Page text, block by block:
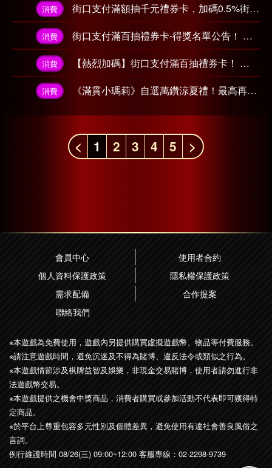
消費 街口支付滿額抽千元禮券卡，加碼0.5%街口幣，回饋無上限！
消費 街口支付滿百抽禮券卡-得獎名單公告！
消費 【熱烈加碼】街口支付滿百抽禮券卡！
消費 《滿貫小瑪莉》自選萬鑽涼夏禮！最高再拿 60,000 紅鑽！
< 1 2 3 4 5 >
會員中心
使用者合約
個人資料保護政策
隱私權保護政策
需求配備
合作提案
聯絡我們
※本遊戲為免費使用，遊戲內另提供購買虛擬遊戲幣、物品等付費服務。
※請注意遊戲時間，避免沉迷及不得為賭博、違反法令或類似之行為。
※本遊戲情節涉及棋牌益智及娛樂，非現金交易賭博，使用者請勿進行非
法遊戲幣交易。
※本遊戲提供之機會中獎商品，消費者購買或參加活動不代表即可獲得特
定商品。
※於平台上尊重包容多元性別及個體差異，避免使用有違社會善良風俗之
言詞。
例行維護時間 08/26(三) 09:00~12:00 客服專線： 02-2298-9739